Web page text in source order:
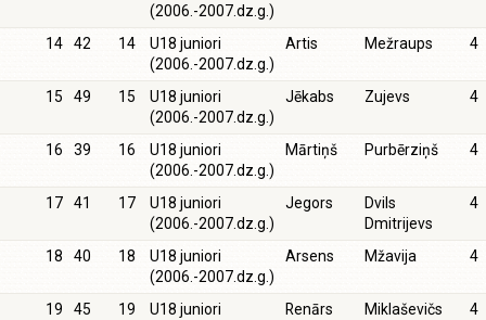
(2006.-2007.dz.g.)
14 42 14
U18 juniori
(2006.-2007.dz.g.)
Artis Mežraups 4
15 49 15
U18 juniori
(2006.-2007.dz.g.)
Jēkabs Zujevs 4
16 39 16
U18 juniori
(2006.-2007.dz.g.)
Mārtiņš Purbērziņš 4
17 41 17
U18 juniori
(2006.-2007.dz.g.)
Jegors
Dvils
Dmitrijevs
4
18 40 18
U18 juniori
(2006.-2007.dz.g.)
Arsens Mžavija 4
19 45 19
U18 juniori
Renārs Miklaševičs 4